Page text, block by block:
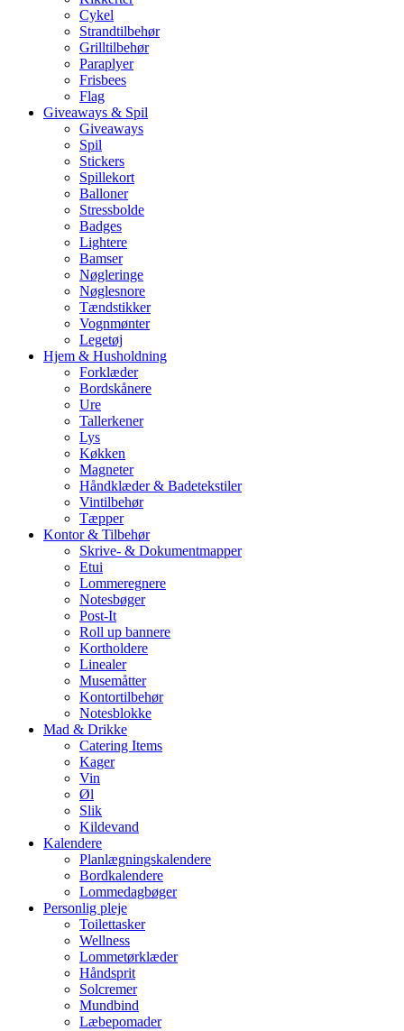
Cykel
Strandtilbehør
Grilltilbehør
Paraplyer
Frisbees
Flag
Giveaways & Spil
Giveaways
Spil
Stickers
Spillekort
Balloner
Stressbolde
Badges
Lightere
Bamser
Nøgleringe
Nøglesnore
Tændstikker
Vognmønter
Legetøj
Hjem & Husholdning
Forklæder
Bordskånere
Ure
Tallerkener
Lys
Køkken
Magneter
Håndklæder & Badetekstiler
Vintilbehør
Tæpper
Kontor & Tilbehør
Skrive- & Dokumentmapper
Etui
Lommeregnere
Notesbøger
Post-It
Roll up bannere
Kortholdere
Linealer
Musemåtter
Kontortilbehør
Notesblokke
Mad & Drikke
Catering Items
Kager
Vin
Øl
Slik
Kildevand
Kalendere
Planlægningskalendere
Bordkalendere
Lommedagbøger
Personlig pleje
Toilettasker
Wellness
Lommetørklæder
Håndsprit
Solcremer
Mundbind
Læbepomader